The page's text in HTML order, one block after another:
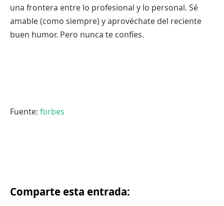
una frontera entre lo profesional y lo personal. Sé
amable (como siempre) y aprovéchate del reciente
buen humor. Pero nunca te confíes.
Fuente: forbes
Comparte esta entrada: